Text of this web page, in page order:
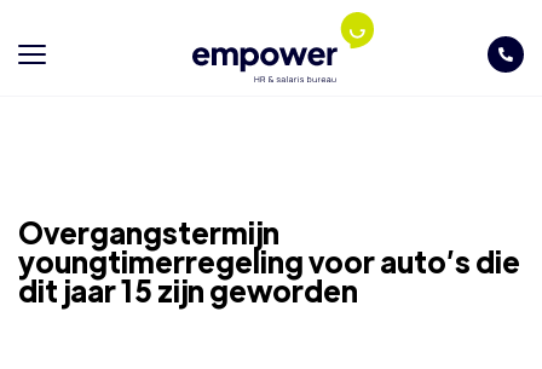
Overgangstermijn
youngtimerregeling voor auto’s die
dit jaar 15 zijn geworden